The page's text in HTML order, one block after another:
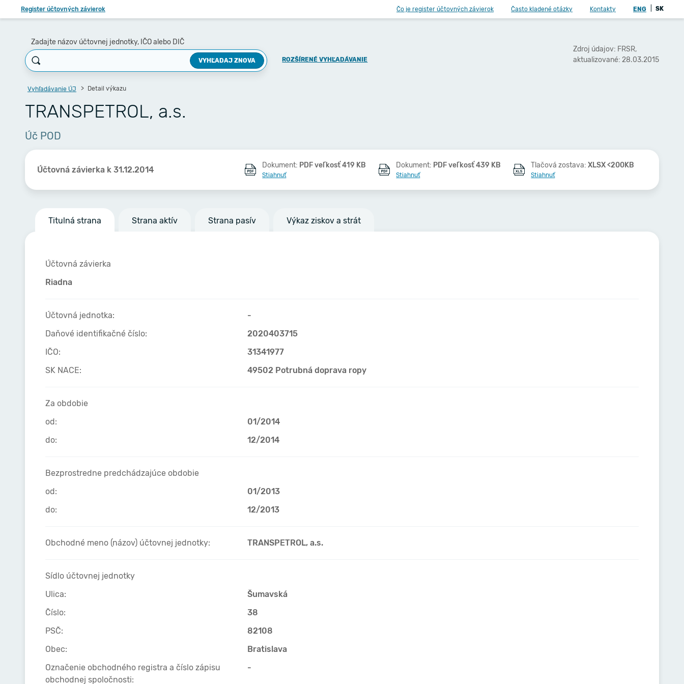
Register účtovných závierok Čo je register účtovných závierok Často kladené otázky Kontakty ENG SK
Zadajte názov účtovnej jednotky, IČO alebo DIČ
VYHĽADAJ ZNOVA ROZŠÍRENÉ VYHĽADÁVANIE
Zdroj údajov: FRSR,
aktualizované: 28.03.2015
Vyhľadávanie ÚJ Detail výkazu
TRANSPETROL, a.s.
Úč POD
Účtovná závierka k 31.12.2014 Dokument: PDF veľkosť 419 KB
Stiahnuť
Dokument: PDF veľkosť 439 KB
Stiahnuť
Tlačová zostava:XLSX <200KB
Stiahnuť
Titulná strana Strana aktív Strana pasív Výkaz ziskov a strát
Účtovná závierka
Riadna
Účtovná jednotka:
-
Daňové identifikačné číslo:
2020403715
IČO:
31341977
SK NACE:
49502 Potrubná doprava ropy
Za obdobie
od:
01/2014
do:
12/2014
Bezprostredne predchádzajúce obdobie
od:
01/2013
do:
12/2013
Obchodné meno (názov) účtovnej jednotky: TRANSPETROL, a.s.
Sídlo účtovnej jednotky
Ulica:
Šumavská
Číslo:
38
PSČ:
82108
Obec:
Bratislava
Označenie obchodného registra a číslo zápisu
obchodnej spoločnosti:
-